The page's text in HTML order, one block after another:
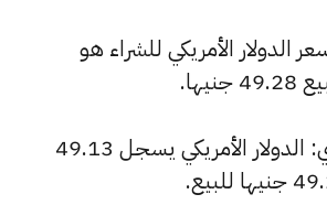
الدولار الأمريكي للشراء هو
بنك الكويت الوطني: الدولار الأمريكي يسجل 49.13